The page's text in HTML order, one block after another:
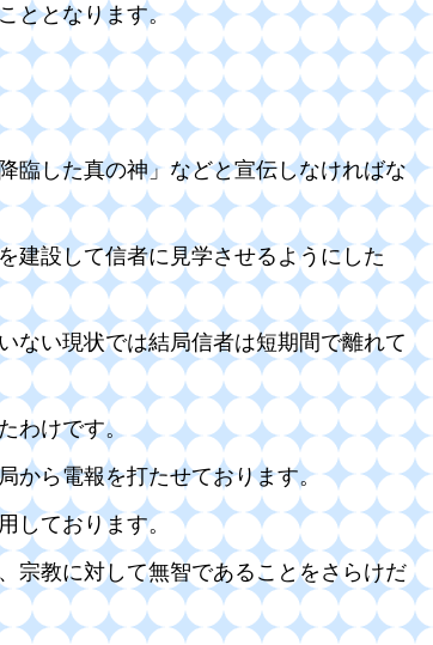
ととなります。
臨した真の神」などと宣伝しなければな
建設して信者に見学させるようにした
ない現状では結局信者は短期間で離れて
わけです。
から電報を打たせております。
しております。
宗教に対して無智である ことをさらけだ